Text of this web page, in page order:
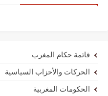
قائمة حكام المغرب
الحركات والأحزاب السياسية
الحكومات المغربية